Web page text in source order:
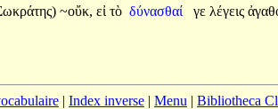
~οὔκ, εἰ τὸ δύνασθαί γε λέγεις
| Index inverse | Menu | Bibliotheca